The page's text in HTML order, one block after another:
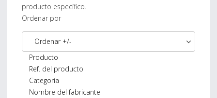
producto específico.
Ordenar por
Ordenar +/-
Producto
Ref. del producto
Categoría
Nombre del fabricante